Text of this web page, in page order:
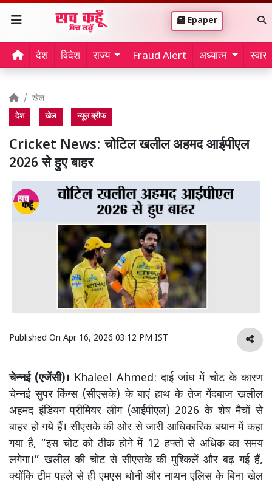
Epaper
देश विदेश राज्य Fraud Alert अध्यात्म
खेल
देश खेल न्यूज़ ब्रीफ
Cricket News: चोटिल खलील अहमद आईपीएल
2026 से हुए बाहर
Published On Apr 16, 2026 03:12 PM IST
चेन्नई (एजेंसी)। Khaleel Ahmed: दाई जांघ में चोट के कारण
चेन्नई सुपर किंग्स (सीएसके) के बाएं हाथ के तेज गेंदबाज खलील
अहमद इंडियन प्रीमियर लीग (आईपीएल) 2026 के शेष मैचों से
बाहर हो गये हैं। सीएसके की ओर से जारी आधिकारिक बयान में कहा
गया है, “इस चोट को ठीक होने में 12 हफ्तो से अधिक का समय
लगेगा।” खलील की चोट से सीएसके की मुश्किलें और बढ़ गई हैं,
क्योंकि टीम पहले से ही एमएस धोनी और नाथन एलिस के बिना खेल